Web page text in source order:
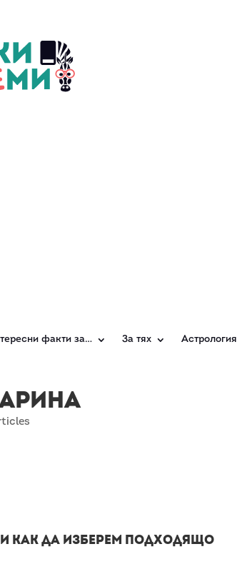
факти за… За тях Астрология
и как да изберем подходящо